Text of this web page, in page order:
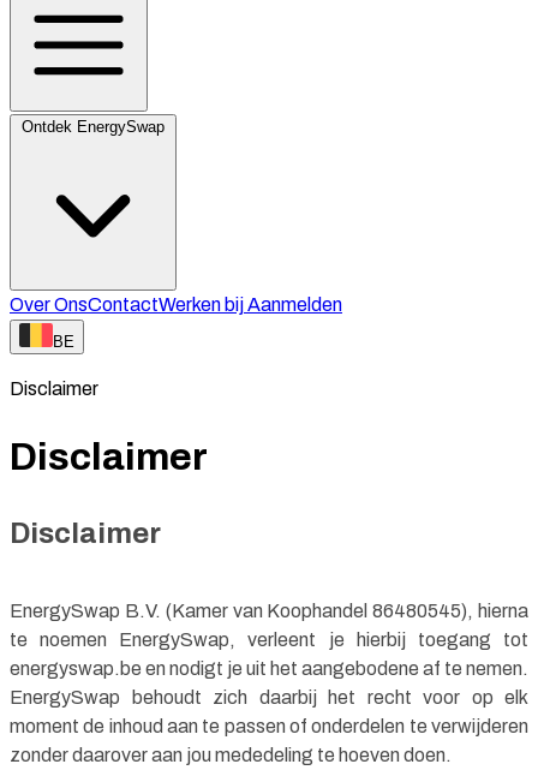
Over OnsContactWerken bijAanmelden
BE
Disclaimer
Disclaimer
Disclaimer
EnergySwap B.V. (Kamer van Koophandel 86480545), hierna
te noemen EnergySwap, verleent je hierbij toegang tot
energyswap.be en nodigt je uit het aangebodene af te nemen.
EnergySwap behoudt zich daarbij het recht voor op elk
moment de inhoud aan te passen of onderdelen te verwijderen
zonder daarover aan jou mededeling te hoeven doen.